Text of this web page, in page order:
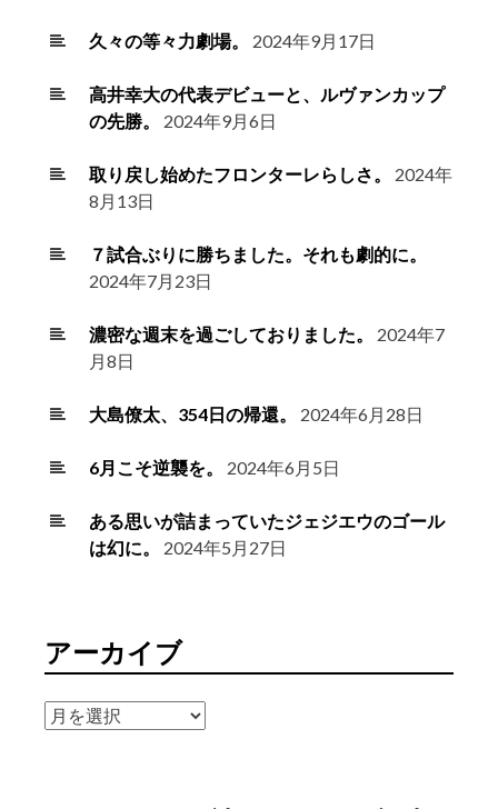
久々の等々力劇場。 2024年9月17日
高井幸大の代表デビューと、ルヴァンカップ
の先勝。
2024年9月6日
取り戻し始めたフロンターレらしさ。
2024年
8月13日
７試合ぶりに勝ちました。それも劇的に。
2024年7月23日
濃密な週末を過ごしておりました。
2024年7
月8日
大島僚太、354日の帰還。 2024年6月28日
6月こそ逆襲を。 2024年6月5日
ある思いが詰まっていたジェジエウのゴール
は幻に。
2024年5月27日
アーカイブ
ア